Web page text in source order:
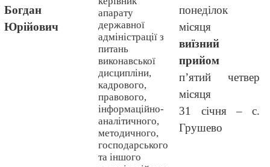
Богдан
Юрійович
апарату
державної
адміністрації з
питань
виконавської
дисципліни,
кадрового,
правового,
інформаційно-
аналітичного,
методичного,
господарського
та іншого
понеділок
місяця
виїзний
прийом
п’ятий четвер
місяця
31 січня – с.
Грушево